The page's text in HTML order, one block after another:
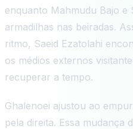
enquanto Mahmudu Bajo e
armadilhas nas beiradas.
ritmo, Saeid Ezatolahi
os médios externos
recuperar a tempo.
Ghalenoei ajustou ao
pela direita. Essa